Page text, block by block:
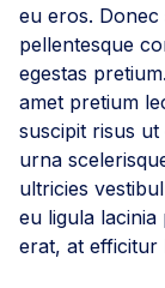
eu eros.
pellentesque
egestas
amet pretium
suscipit risus ut
urna
ultricies
eu ligula
erat, at efficitur